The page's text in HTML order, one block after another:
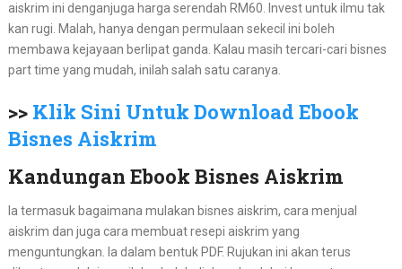
aiskrim ini denganjuga harga serendah RM60. Invest untuk ilmu tak
kan rugi. Malah, hanya dengan permulaan sekecil ini boleh
membawa kejayaan berlipat ganda. Kalau masih tercari-cari bisnes
part time yang mudah, inilah salah satu caranya.
>> Klik Sini Untuk Download Ebook
Bisnes Aiskrim
Kandungan Ebook Bisnes Aiskrim
Ia termasuk bagaimana mulakan bisnes aiskrim, cara menjual
aiskrim dan juga cara membuat resepi aiskrim yang
menguntungkan. Ia dalam bentuk PDF. Rujukan ini akan terus